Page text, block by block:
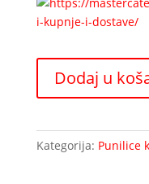
Dodaj u
Kategorija: Punilice